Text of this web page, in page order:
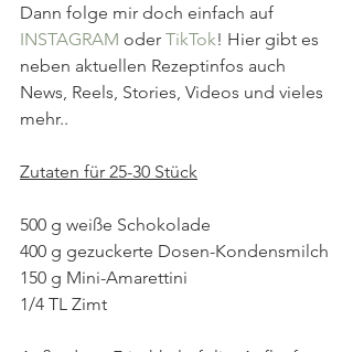
Dann folge mir doch einfach auf
INSTAGRAM oder TikTok! Hier gibt es
neben aktuellen Rezeptinfos auch
News, Reels, Stories, Videos und vieles
mehr..
Zutaten für 25-30 Stück
500 g weiße Schokolade
400 g gezuckerte Dosen-Kondensmilch
150 g Mini-Amarettini
1/4 TL Zimt